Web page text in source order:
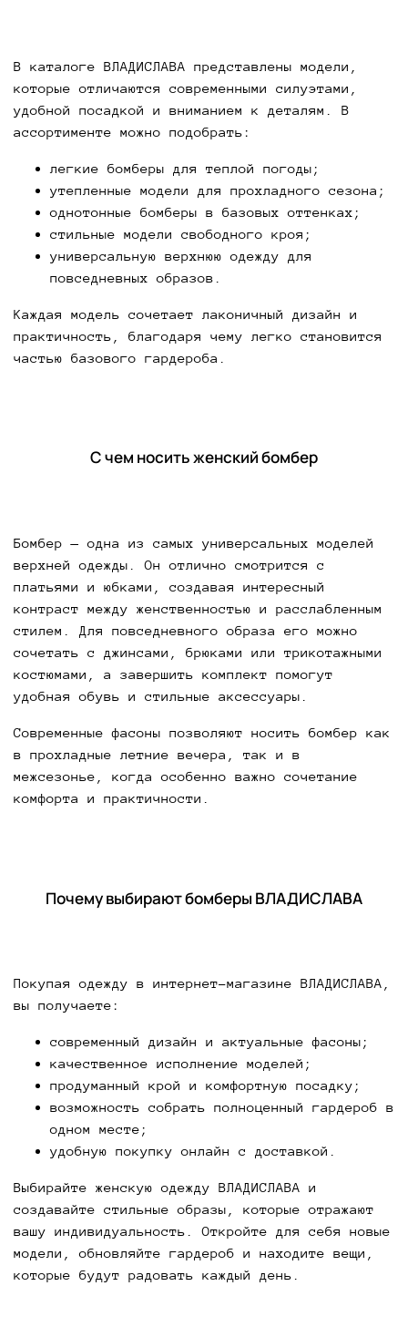
В каталоге ВЛАДИСЛАВА представлены модели,
которые отличаются современными силуэтами,
удобной посадкой и вниманием к деталям. В
ассортименте можно подобрать:
легкие бомберы для теплой погоды;
утепленные модели для прохладного сезона;
однотонные бомберы в базовых оттенках;
стильные модели свободного кроя;
универсальную верхнюю одежду для
повседневных образов.
Каждая модель сочетает лаконичный дизайн и
практичность, благодаря чему легко становится
частью базового гардероба.
С чем носить женский бомбер
Бомбер — одна из самых универсальных моделей
верхней одежды. Он отлично смотрится с
платьями и юбками, создавая интересный
контраст между женственностью и расслабленным
стилем. Для повседневного образа его можно
сочетать с джинсами, брюками или трикотажными
костюмами, а завершить комплект помогут
удобная обувь и стильные аксессуары.
Современные фасоны позволяют носить бомбер как
в прохладные летние вечера, так и в
межсезонье, когда особенно важно сочетание
комфорта и практичности.
Почему выбирают бомберы ВЛАДИСЛАВА
Покупая одежду в интернет-магазине ВЛАДИСЛАВА,
вы получаете:
современный дизайн и актуальные фасоны;
качественное исполнение моделей;
продуманный крой и комфортную посадку;
возможность собрать полноценный гардероб в
одном месте;
удобную покупку онлайн с доставкой.
Выбирайте женскую одежду ВЛАДИСЛАВА и
создавайте стильные образы, которые отражают
вашу индивидуальность. Откройте для себя новые
модели, обновляйте гардероб и находите вещи,
которые будут радовать каждый день.